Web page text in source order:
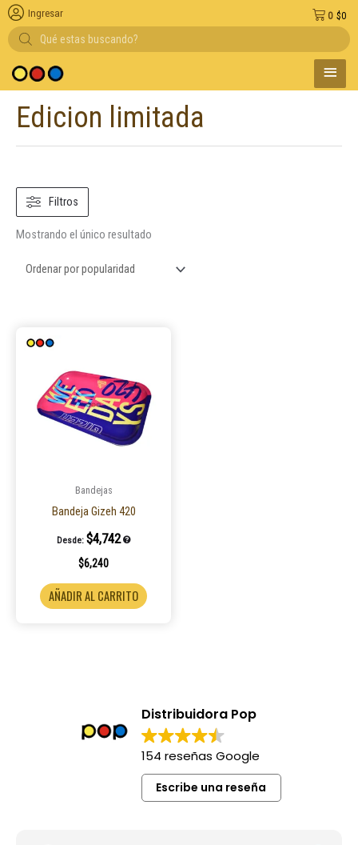
Búsqueda
de
productos
de pago
$0
0
Ingresar
MENÚ
Edicion limitada
Filtros
Mostrando el único resultado
Bandejas
Bandeja Gizeh 420
Desde: $4,742
$6,240
AÑADIR AL CARRITO
Distribuidora Pop
154 reseñas Google
Escribe una reseña